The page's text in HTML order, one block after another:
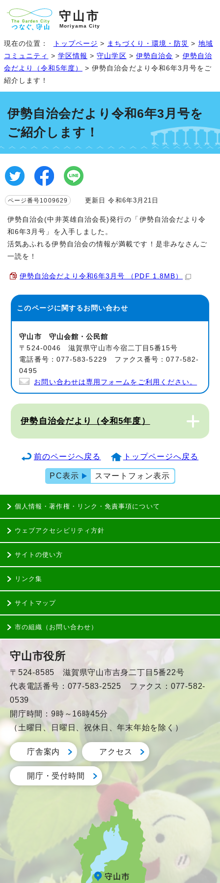
守山市
Moriyama City
現在の位置： トップページ > まちづくり・環境・防災 > 地域
コミュニティ
> 学区情報 >守山学区 > 伊勢自治会 > 伊勢自治
会だより（令和5年度）
> 伊勢自治会だより令和6年3月号をご
紹介します！
伊勢自治会だより令和6年3月号を
ご紹介します！
ページ番号1009629 更新日 令和6年3月21日
伊勢自治会(中井英雄自治会長)発行の「伊勢自治会だより令
和6年3月号」を入手しました。
活気あふれる伊勢自治会の情報が満載です！是非みなさんご
一読を！
伊勢自治会だより令和6年3月号 （PDF 1.8MB）
このページに関するお問い合わせ
守山市 守山会館・公民館
〒524-0046 滋賀県守山市今宿二丁目5番15号
電話番号：077-583-5229 ファクス番号：077-582-
0495
お問い合わせは専用フォームをご利用ください。
伊勢自治会だより（令和5年度）
前のページへ戻る トップページへ戻る
PC表示 スマートフォン表示
個人情報・著作権・リンク・免責事項について
ウェブアクセシビリティ方針
サイトの使い方
リンク集
サイトマップ
市の組織（お問い合わせ）
守山市役所
〒524-8585 滋賀県守山市吉身二丁目5番22号
代表電話番号：077-583-2525 ファクス：077-582-
0539
開庁時間：9時～16時45分
（土曜日、日曜日、祝休日、年末年始を除く）
庁舎案内 アクセス
開庁・受付時間